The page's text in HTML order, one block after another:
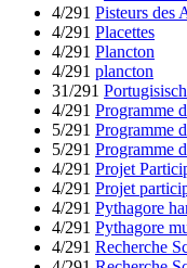
4/291 Pisteurs des
4/291 Placettes
4/291 Plancton
4/291 plancton
31/291 Portugisisch
4/291 Programme
5/291 Programme
5/291 Programme
4/291 Projet
4/291 Projet
4/291 Pythagore
4/291 Pythagore
4/291 Recherche